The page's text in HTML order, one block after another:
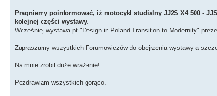
Pragniemy poinformować, iż motocykl studialny JJ2S X4 500 -
kolejnej części wystawy.
Wcześniej wystawa pt "Design in Poland Transition to Modernity"
Zapraszamy wszystkich Forumowiczów do obejrzenia wystawy a
Na mnie zrobił duże wrażenie!
Pozdrawiam wszystkich gorąco.